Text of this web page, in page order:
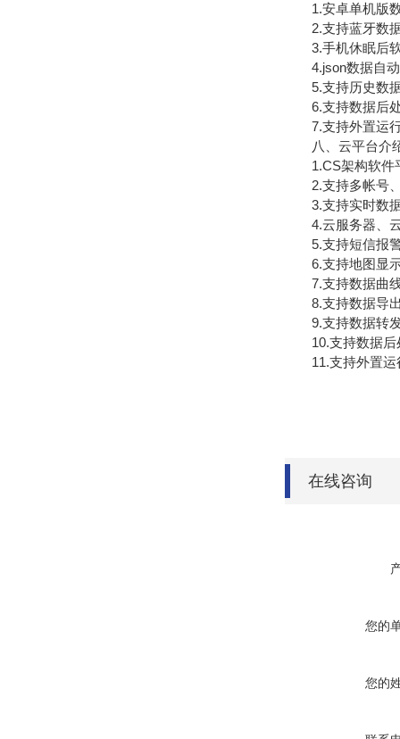
1.安卓单机版数
2.支持蓝牙数
3.手机休眠后软
4.json数据自动
5.支持历史数据
6.支持数据后
7.支持外置运行
八、云平台介
1.CS架构软件平
2.支持多帐号、
3.支持实时数据
4.云服务器、云
5.支持短信报警
6.支持地图显示
7.支持数据曲
8.支持数据导出
9.支持数据转发
10.支持数据后
11.支持外置运
在线咨询
您的
您的